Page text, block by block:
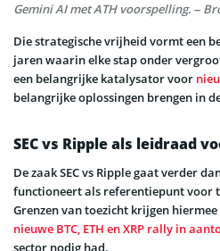
Gemini AI met ATH voorspelling. –
Die strategische vrijheid vormt een
jaren waarin elke stap onder
een belangrijke katalysator voor
belangrijke oplossingen brengen in
SEC vs Ripple als leidraad
De zaak SEC vs Ripple gaat verder
functioneert als referentiepunt voor
Grenzen van toezicht krijgen
nieuwe BTC, ETH en XRP rally in